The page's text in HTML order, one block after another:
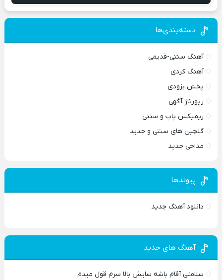
دسته‌بندی‌ها
آهنگ سنتی-قدیمی
آهنگ کردی
پخش بزودی
رپورتاژ آگهی
ریمیکس پاپ و سنتی
گلچین های سنتی و جدید
مداحی جدید
پیوندها
دانلود آهنگ جدید
آهنگ های جدید
سلامتی آقام باشه سایش بالا سرم قول میدم